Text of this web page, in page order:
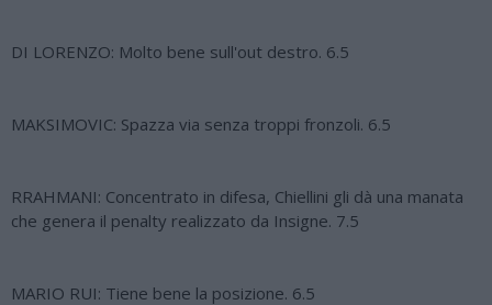
DI LORENZO: Molto bene sull'out destro. 6.5
MAKSIMOVIC: Spazza via senza troppi fronzoli. 6.5
RRAHMANI: Concentrato in difesa, Chiellini gli dà una manata
che genera il penalty realizzato da Insigne. 7.5
MARIO RUI: Tiene bene la posizione. 6.5